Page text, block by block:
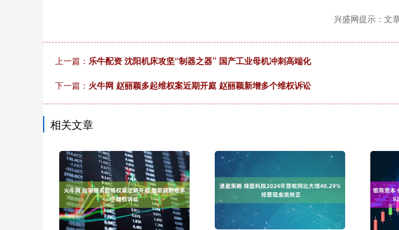
兴盛网提示：文
上一篇： 乐牛配资 沈阳机床攻坚“制器之器” 国产工业母机冲刺高端化
下一篇： 火牛网 赵丽颖多起维权案近期开庭 赵丽颖新增多个维权诉讼
相关文章